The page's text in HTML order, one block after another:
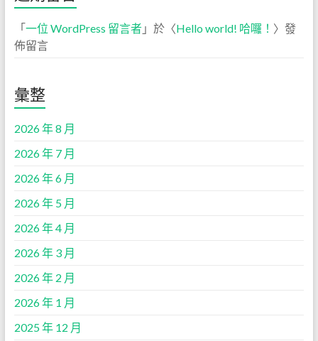
「一位 WordPress 留言者」於〈Hello world! 哈囉！ 〉發
佈留言
彙整
2026 年 8 月
2026 年 7 月
2026 年 6 月
2026 年 5 月
2026 年 4 月
2026 年 3 月
2026 年 2 月
2026 年 1 月
2025 年 12 月